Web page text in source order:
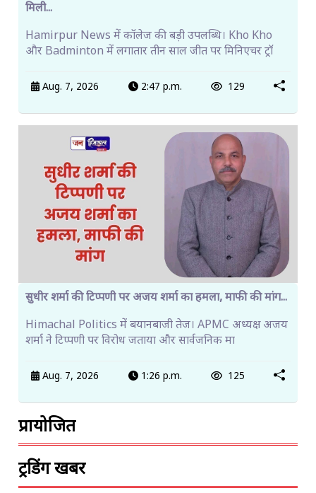
मिली...
Hamirpur News में कॉलेज की बड़ी उपलब्धि। Kho Kho
और Badminton में लगातार तीन साल जीत पर मिनिएचर ट्रॉ
Aug. 7, 2026 2:47 p.m. 129
सुधीर शर्मा की टिप्पणी पर अजय शर्मा का हमला, माफी की मांग...
Himachal Politics में बयानबाजी तेज। APMC अध्यक्ष अजय
शर्मा ने टिप्पणी पर विरोध जताया और सार्वजनिक मा
Aug. 7, 2026 1:26 p.m. 125
प्रायोजित
ट्रेंडिंग खबरें